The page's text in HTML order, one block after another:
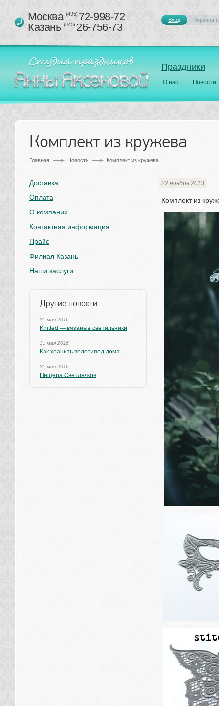
Праздники
О нас Новости
Москва (495)72-998-72
Казань (843)26-756-73
Вход Корзина
Комплект из кружева
Главная Новости Комплект из кружева
22 ноября 2013
Комплект из
Доставка
Оплата
О компании
Контактная информация
Прайс
Филиал Казань
Наши заслуги
Другие новости
31 мая 2016
Knitted — вязаные светильники
31 мая 2016
Как хранить велосипед дома
31 мая 2016
Пещера Светлячков